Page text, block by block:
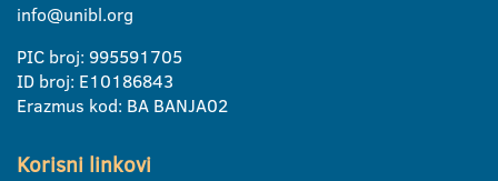
info@unibl.org
PIC broj: 995591705
ID broj: E10186843
Erazmus kod: BA BANJA02
Korisni linkovi